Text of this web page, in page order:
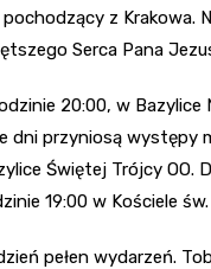
z Krakowa.
Serca Pana
20:00, w Bazylice
dni przyniosą
Świętej Trójcy OO.
19:00 w Kościele
pełen wydarzeń.